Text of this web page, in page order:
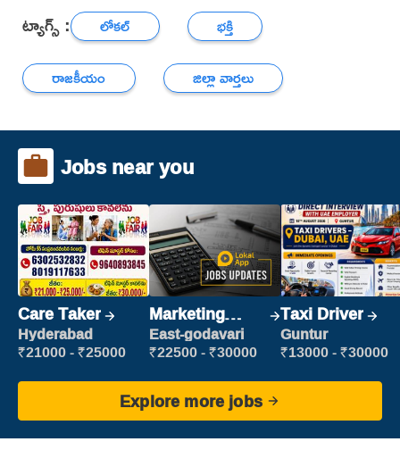
ట్యాగ్స్ : లోకల్
భక్తి
రాజకీయం
జిల్లా వార్తలు
Jobs near you
Care Taker
Hyderabad
₹21000 - ₹25000
Marketing
Executive
East-godavari
₹22500 - ₹30000
Taxi Driver
Guntur
₹13000 - ₹30000
Explore more jobs